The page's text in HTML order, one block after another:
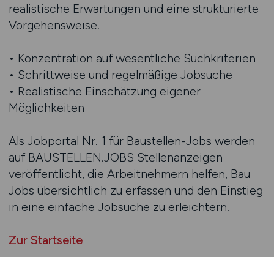
realistische Erwartungen und eine strukturierte
Vorgehensweise.
• Konzentration auf wesentliche Suchkriterien
• Schrittweise und regelmäßige Jobsuche
• Realistische Einschätzung eigener
Möglichkeiten
Als Jobportal Nr. 1 für Baustellen-Jobs werden
auf BAUSTELLEN.JOBS Stellenanzeigen
veröffentlicht, die Arbeitnehmern helfen, Bau
Jobs übersichtlich zu erfassen und den Einstieg
in eine einfache Jobsuche zu erleichtern.
Zur Startseite